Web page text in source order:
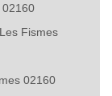
02160
Fismes
02160